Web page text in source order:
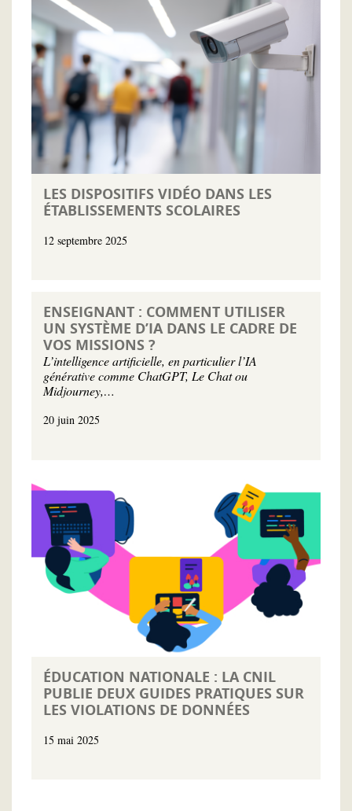
LES DISPOSITIFS VIDÉO DANS LES
ÉTABLISSEMENTS SCOLAIRES
12 septembre 2025
ENSEIGNANT : COMMENT UTILISER
UN SYSTÈME D’IA DANS LE CADRE DE
VOS MISSIONS ?
L’intelligence artificielle, en particulier l’IA
générative comme ChatGPT, Le Chat ou
Midjourney,…
20 juin 2025
ÉDUCATION NATIONALE : LA CNIL
PUBLIE DEUX GUIDES PRATIQUES SUR
LES VIOLATIONS DE DONNÉES
15 mai 2025